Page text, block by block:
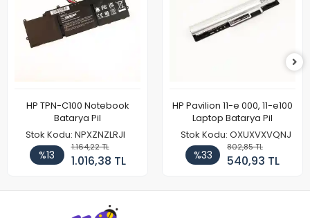
HP TPN-C100 Notebook
Batarya Pil
Stok Kodu: NPXZNZLRJI
%13
1.164,22 TL
1.016,38 TL
HP Pavilion 11-e 000, 11-e100
Laptop Batarya Pil
Stok Kodu: OXUXVXVQNJ
%33
802,85 TL
540,93 TL